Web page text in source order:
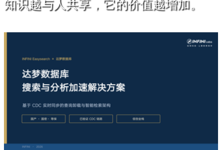
知识越与人共享，它的价值越增加。